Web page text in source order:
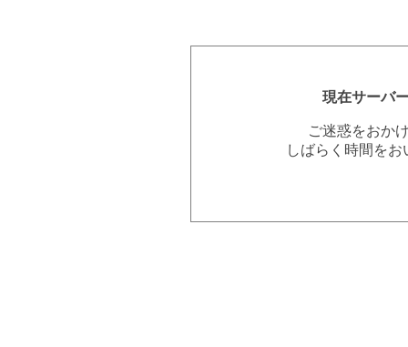
現在サーバ
ご迷惑をおか
しばらく時間を